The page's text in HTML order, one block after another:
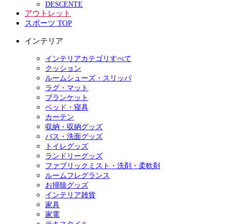
DESCENTE
アウトレット
スポーツ TOP
インテリア
インテリアカテゴリすべて
クッション
ルームシューズ・スリッパ
ラグ・マット
ブランケット
ベッド・寝具
カーテン
収納・収納グッズ
バス・洗面グッズ
トイレグッズ
ランドリーグッズ
ファブリックミスト・洗剤・柔軟剤
ルームフレグランス
お掃除グッズ
インテリア雑貨
家具
家電